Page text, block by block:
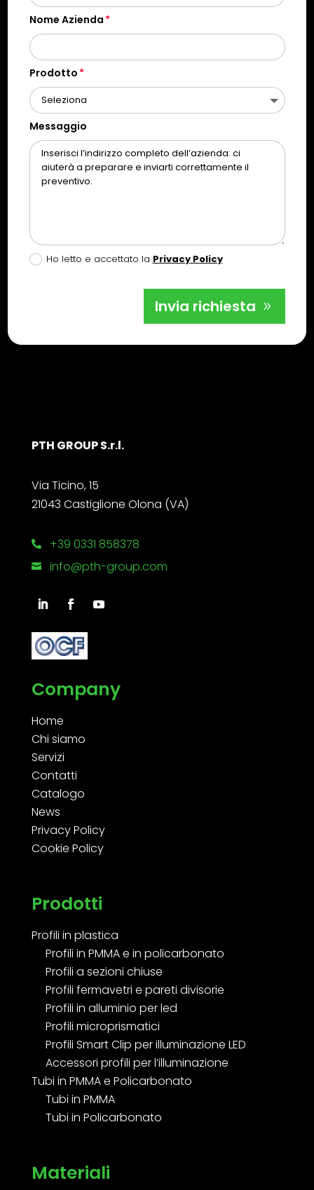
Nome Azienda
Prodotto
Messaggio
Ho letto e accettato la Privacy Policy
Invia richiesta
PTH GROUP S.r.l.
Via Ticino, 15
21043 Castiglione Olona (VA)
 +39 0331 858378
 info@pth-group.com
Company
Home
Chi siamo
Servizi
Contatti
Catalogo
News
Privacy Policy
Cookie Policy
Prodotti
Profili in plastica
Profili in PMMA e in policarbonato
Profili a sezioni chiuse
Profili fermavetri e pareti divisorie
Profili in alluminio per led
Profili microprismatici
Profili Smart Clip per illuminazione LED
Accessori profili per l’illuminazione
Tubi in PMMA e Policarbonato
Tubi in PMMA
Tubi in Policarbonato
Materiali